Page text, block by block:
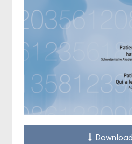
Down­load